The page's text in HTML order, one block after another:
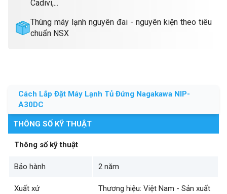
Cadivi,...
Thùng máy lạnh nguyên đai - nguyên kiện theo tiêu
chuẩn NSX
Cách Lắp Đặt Máy Lạnh Tủ Đứng Nagakawa NIP-
A30DC
THÔNG SỐ KỸ THUẬT
Thông số kỹ thuật
Bảo hành 2 năm
Xuất xứ
Thương hiệu: Việt Nam - Sản xuất